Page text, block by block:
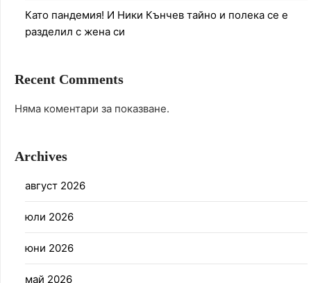
Като пандемия! И Ники Кънчев тайно и полека се е
разделил с жена си
Recent Comments
Няма коментари за показване.
Archives
август 2026
юли 2026
юни 2026
май 2026